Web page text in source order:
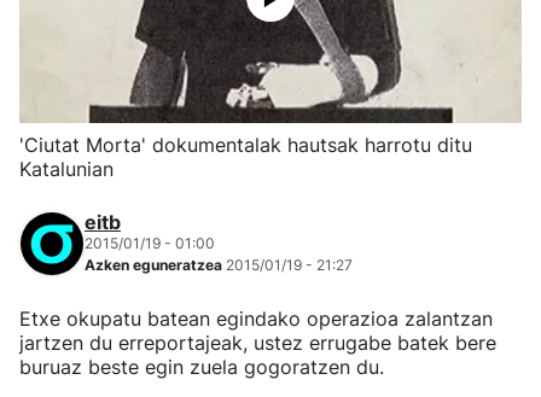
'Ciutat Morta' dokumentalak hautsak harrotu ditu
Katalunian
eitb
2015/01/19 - 01:00
Azken eguneratzea 2015/01/19 - 21:27
Etxe okupatu batean egindako operazioa zalantzan
jartzen du erreportajeak, ustez errugabe batek bere
buruaz beste egin zuela gogoratzen du.